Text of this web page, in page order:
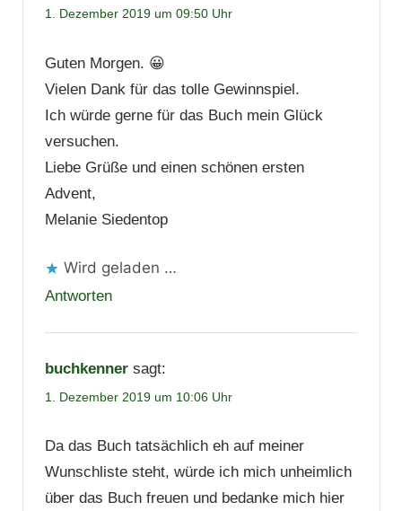
1. Dezember 2019 um 09:50 Uhr
Guten Morgen. 😀
Vielen Dank für das tolle Gewinnspiel.
Ich würde gerne für das Buch mein Glück
versuchen.
Liebe Grüße und einen schönen ersten
Advent,
Melanie Siedentop
Wird geladen …
Antworten
buchkenner sagt:
1. Dezember 2019 um 10:06 Uhr
Da das Buch tatsächlich eh auf meiner
Wunschliste steht, würde ich mich unheimlich
über das Buch freuen und bedanke mich hier